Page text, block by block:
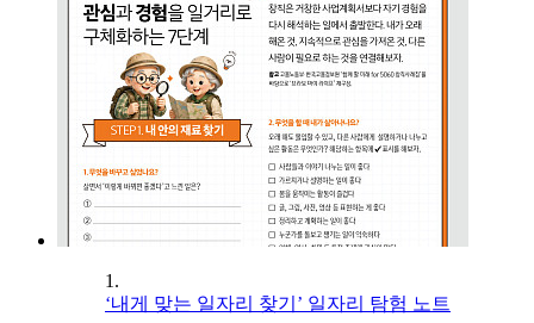
1.
‘내게 맞는 일자리 찾기’ 일자리 탐험 노트